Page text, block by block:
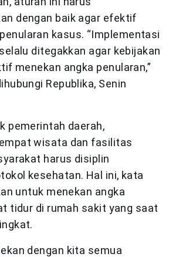
dengan baik agar efektif
kasus. “Implementasi
ditegakkan agar kebijakan
menekan angka penularan,”
Republika, Senin
pemerintah daerah,
wisata dan fasilitas
harus disiplin
kesehatan. Hal ini, kata
untuk menekan angka
tidur di rumah sakit yang saat
dengan kita semua